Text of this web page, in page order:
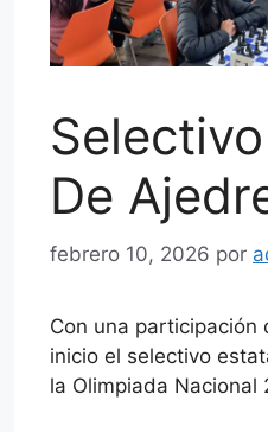
De
febrero 10, 2026 por
Con una participación
inicio el selectivo
la Olimpiada Nacional